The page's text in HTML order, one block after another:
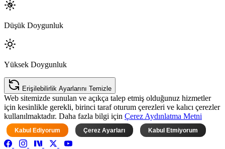
Düşük Doygunluk
Yüksek Doygunluk
Erişilebilirlik Ayarlarını Temizle
Web sitemizde sunulan ve açıkça talep etmiş olduğunuz hizmetler
için kesinlikle gerekli, birinci taraf oturum çerezleri ve kalıcı çerezler
kullanılmaktadır. Daha fazla bilgi için Çerez Aydınlatma Metni
Kabul Ediyorum Çerez Ayarları Kabul Etmiyorum